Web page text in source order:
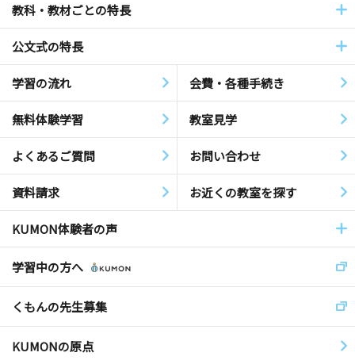
教科・教材ごとの特長
公文式の特長
学習の流れ 会費・各種手続き
無料体験学習 教室見学
よくあるご質問 お問い合わせ
資料請求 お近くの教室を探す
KUMON体験者の声
学習中の方へ
くもんの先生募集
KUMONの原点